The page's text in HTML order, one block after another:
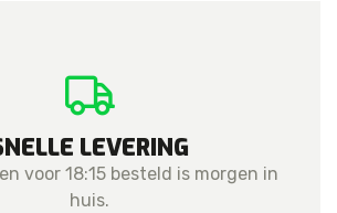
LEVERING
voor 18:15 besteld is morgen in
huis.